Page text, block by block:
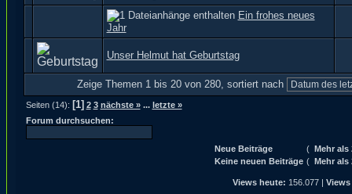
Ein frohes neues
Jahr
Unser Helmut hat Geburtstag
Zeige Themen 1 bis 20 von 280, sortiert nach
Seiten (14): [1] 2 3 nächste » ... letzte »
Forum durchsuchen:
Neue Beiträge ( Mehr als
Keine neuen Beiträge ( Mehr als
Views heute: 156.077 |